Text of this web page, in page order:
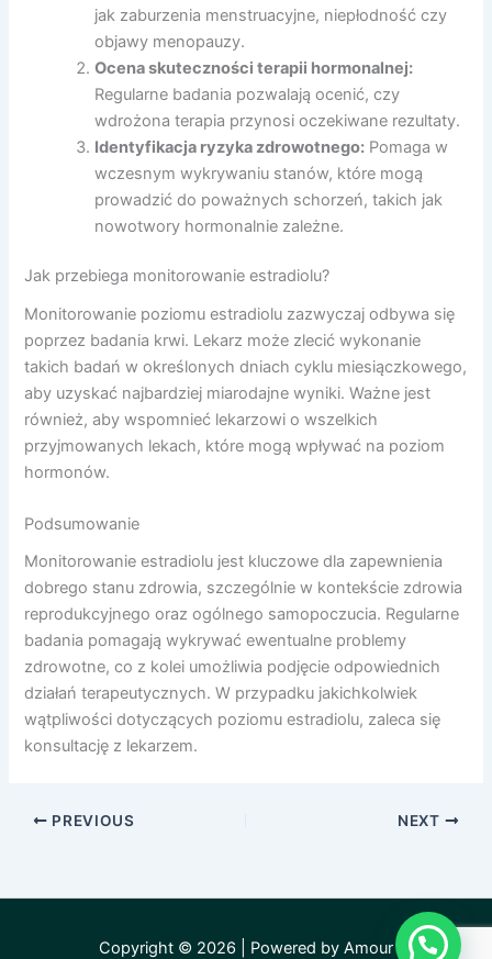
jak zaburzenia menstruacyjne, niepłodność czy
objawy menopauzy.
Ocena skuteczności terapii hormonalnej:
Regularne badania pozwalają ocenić, czy
wdrożona terapia przynosi oczekiwane rezultaty.
Identyfikacja ryzyka zdrowotnego: Pomaga w
wczesnym wykrywaniu stanów, które mogą
prowadzić do poważnych schorzeń, takich jak
nowotwory hormonalnie zależne.
Jak przebiega monitorowanie estradiolu?
Monitorowanie poziomu estradiolu zazwyczaj odbywa się
poprzez badania krwi. Lekarz może zlecić wykonanie
takich badań w określonych dniach cyklu miesiączkowego,
aby uzyskać najbardziej miarodajne wyniki. Ważne jest
również, aby wspomnieć lekarzowi o wszelkich
przyjmowanych lekach, które mogą wpływać na poziom
hormonów.
Podsumowanie
Monitorowanie estradiolu jest kluczowe dla zapewnienia
dobrego stanu zdrowia, szczególnie w kontekście zdrowia
reprodukcyjnego oraz ogólnego samopoczucia. Regularne
badania pomagają wykrywać ewentualne problemy
zdrowotne, co z kolei umożliwia podjęcie odpowiednich
działań terapeutycznych. W przypadku jakichkolwiek
wątpliwości dotyczących poziomu estradiolu, zaleca się
konsultację z lekarzem.
PREVIOUS NEXT
Copyright © 2026 | Powered by Amour